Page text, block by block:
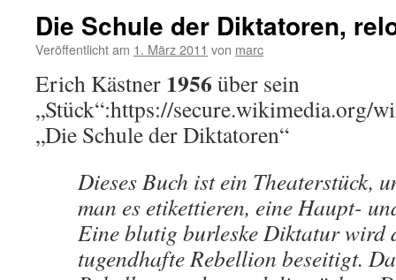
Die Schule der Diktatoren,
Veröffentlicht am 1. März 2011 von marc
Erich Kästner 1956 über sein
„Stück“:https://secure.wikimedia.org/
„Die Schule der Diktatoren“
Dieses Buch ist ein Theaterstück,
man es etikettieren, eine Haupt-
Eine blutig burleske Diktatur wird
tugendhafte Rebellion beseitigt.